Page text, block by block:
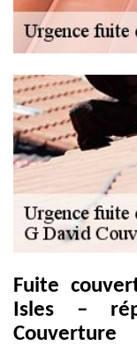
Fuite
Isles –
Couverture